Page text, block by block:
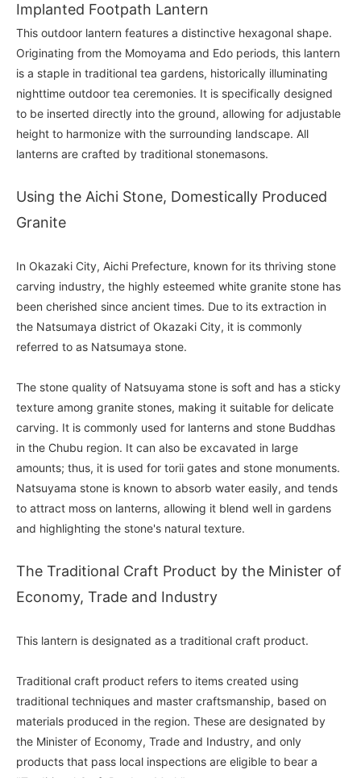
Implanted Footpath Lantern
This outdoor lantern features a distinctive hexagonal shape.
Originating from the Momoyama and Edo periods, this lantern
is a staple in traditional tea gardens, historically illuminating
nighttime outdoor tea ceremonies. It is specifically designed
to be inserted directly into the ground, allowing for adjustable
height to harmonize with the surrounding landscape. All
lanterns are crafted by traditional stonemasons.
Using the Aichi Stone, Domestically Produced
Granite
In Okazaki City, Aichi Prefecture, known for its thriving stone
carving industry, the highly esteemed white granite stone has
been cherished since ancient times. Due to its extraction in
the Natsumaya district of Okazaki City, it is commonly
referred to as Natsumaya stone.
The stone quality of Natsuyama stone is soft and has a sticky
texture among granite stones, making it suitable for delicate
carving. It is commonly used for lanterns and stone Buddhas
in the Chubu region. It can also be excavated in large
amounts; thus, it is used for torii gates and stone monuments.
Natsuyama stone is known to absorb water easily, and tends
to attract moss on lanterns, allowing it blend well in gardens
and highlighting the stone's natural texture.
The Traditional Craft Product by the Minister of
Economy, Trade and Industry
This lantern is designated as a traditional craft product.
Traditional craft product refers to items created using
traditional techniques and master craftsmanship, based on
materials produced in the region. These are designated by
the Minister of Economy, Trade and Industry, and only
products that pass local inspections are eligible to bear a